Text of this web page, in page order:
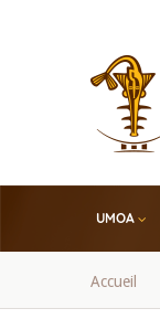
UMOA
Fil
Accueil